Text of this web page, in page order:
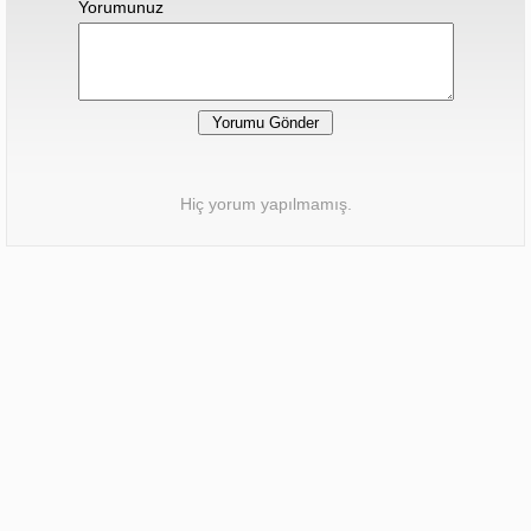
Yorumunuz
Hiç yorum yapılmamış.